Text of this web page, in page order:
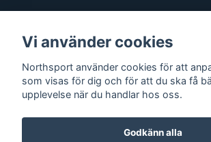
Sociala medier
Vi använder cookies
Northsport använder cookies för att
som visas för dig och för att du ska få
upplevelse när du handlar hos oss.
Godkänn alla